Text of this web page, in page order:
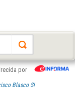
por
Blasco Sl